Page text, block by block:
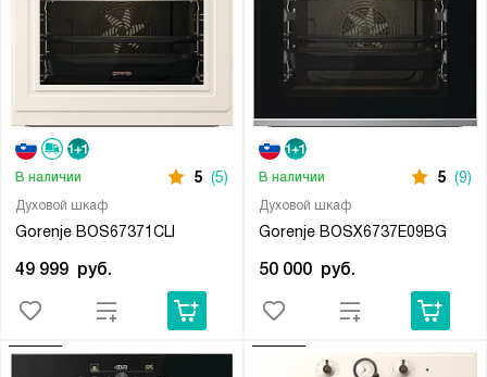
Духовой шкаф
Gorenje BOS67371CLI
В наличии 5 (5)
49 999 руб.
Духовой шкаф
Gorenje BOSX6737E09BG
В наличии 5 (9)
50 000 руб.